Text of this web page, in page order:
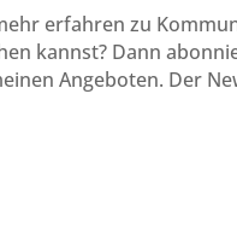
erfahren zu
kannst? Dann
Angeboten. Der